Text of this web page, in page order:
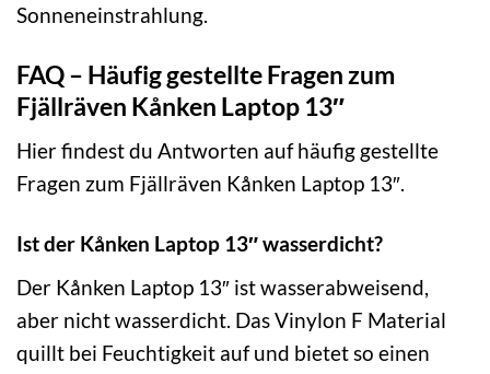
Sonneneinstrahlung.
FAQ – Häufig gestellte Fragen zum
Fjällräven Kånken Laptop 13″
Hier findest du Antworten auf häufig gestellte
Fragen zum Fjällräven Kånken Laptop 13″.
Ist der Kånken Laptop 13″ wasserdicht?
Der Kånken Laptop 13″ ist wasserabweisend,
aber nicht wasserdicht. Das Vinylon F Material
quillt bei Feuchtigkeit auf und bietet so einen